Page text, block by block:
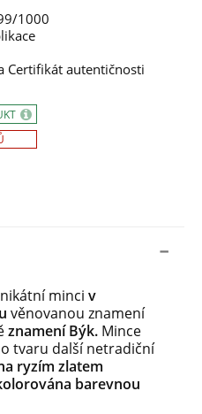
1000
Certifikát autentičnosti
minci v
věnovanou znamení
znamení Býk. Mince
tvaru další netradiční
ryzím zlatem
barevnou